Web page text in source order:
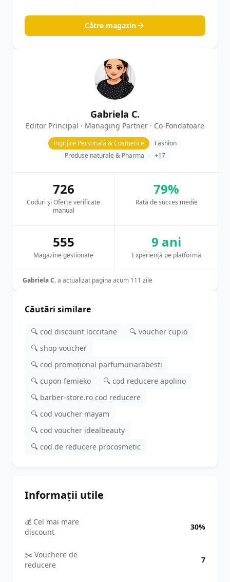
Către magazin
Gabriela C.
Editor Principal · Managing Partner · Co-Fondatoare
Ingrijire Personala & Cosmetice
Fashion
Produse naturale & Pharma
+17
726
Coduri și Oferte verificate
manual
79%
Rată de succes medie
555
Magazine gestionate
9 ani
Experiență pe platformă
Gabriela C.a actualizat pagina acum 111 zile
Căutări similare
🔍 cod discount loccitane
🔍 voucher cupio
🔍 shop voucher
🔍 cod promoțional parfumuriarabesti
🔍 cupon femieko
🔍 cod reducere apolino
🔍 barber-store.ro cod reducere
🔍 cod voucher mayam
🔍 cod voucher idealbeauty
🔍 cod de reducere procosmetic
Informații utile
💰 Cel mai mare
discount
30%
✂️ Vouchere de
reducere
7